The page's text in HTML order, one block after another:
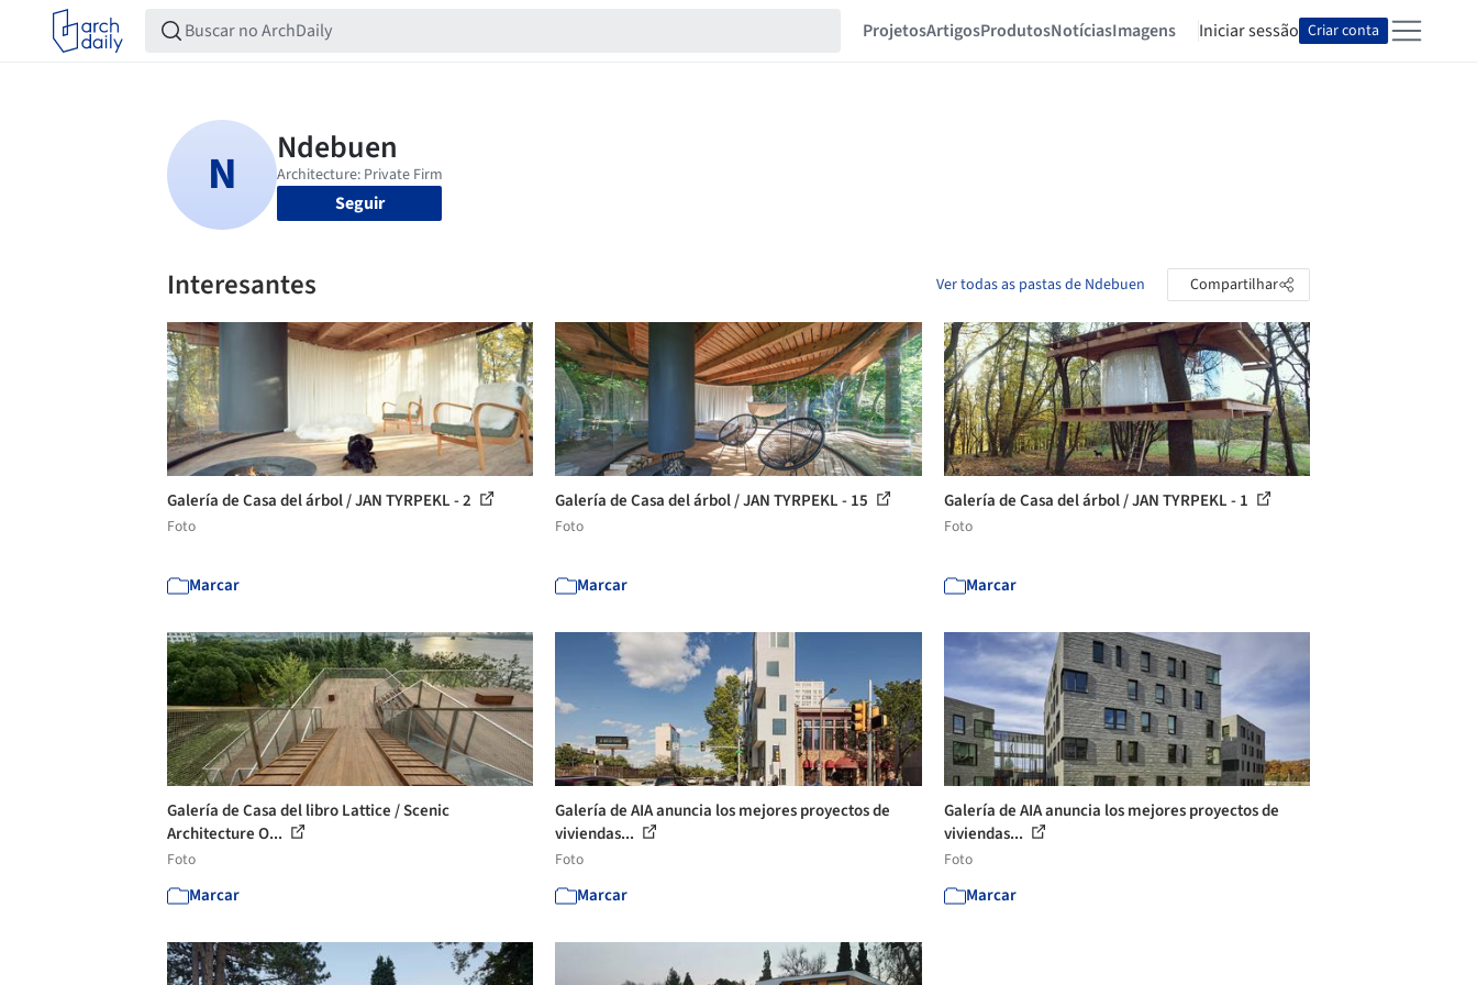
ProjetosArtigosProdutosNotíciasImagens Iniciar sessão Criar conta
Seguir
Interesantes Ver todas as pastas de Ndebuen Compartilhar
Galería de Casa del árbol / JAN TYRPEKL - 2
Foto
Marcar
Galería de Casa del árbol / JAN TYRPEKL - 15
Foto
Marcar
Galería de Casa del árbol / JAN TYRPEKL - 1
Foto
Marcar
Galería de Casa del libro Lattice / Scenic
Architecture O...
Foto
Marcar
Galería de AIA anuncia los mejores proyectos de
viviendas...
Foto
Marcar
Galería de AIA anuncia los mejores proyectos de
viviendas...
Foto
Marcar